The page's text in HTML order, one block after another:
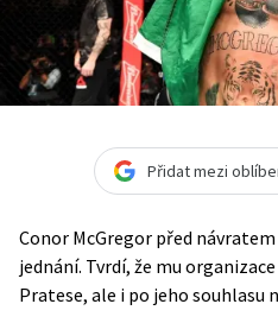
Přidat mezi
Conor McGregor před
jednání. Tvrdí, že mu
Pratese, ale i po jeho souhlasu